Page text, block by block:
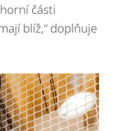
části
blíž,“ doplňuje